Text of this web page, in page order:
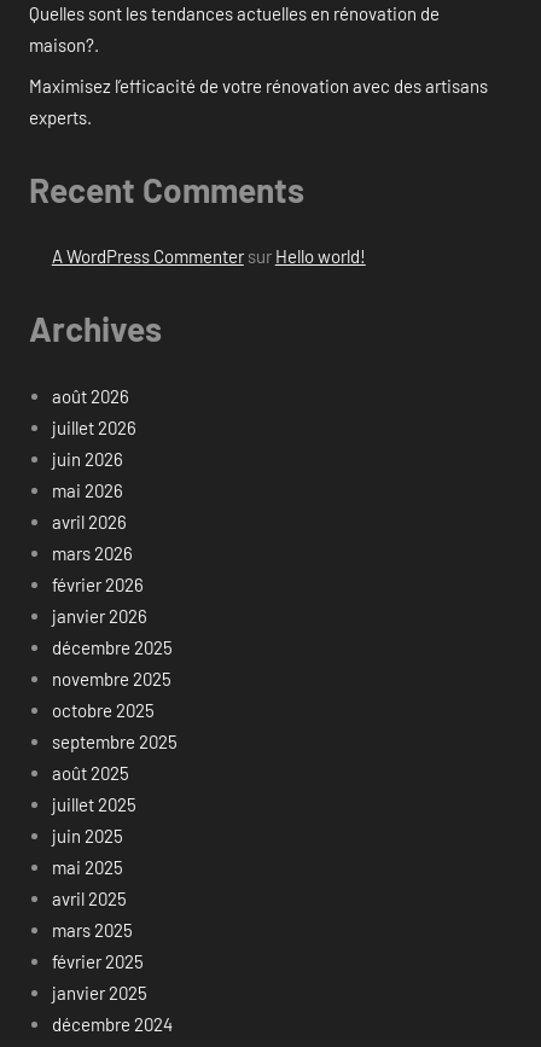
Quelles sont les tendances actuelles en rénovation de
maison?.
Maximisez l’efficacité de votre rénovation avec des artisans
experts.
Recent Comments
A WordPress Commentersur Hello world!
Archives
août 2026
juillet 2026
juin 2026
mai 2026
avril 2026
mars 2026
février 2026
janvier 2026
décembre 2025
novembre 2025
octobre 2025
septembre 2025
août 2025
juillet 2025
juin 2025
mai 2025
avril 2025
mars 2025
février 2025
janvier 2025
décembre 2024